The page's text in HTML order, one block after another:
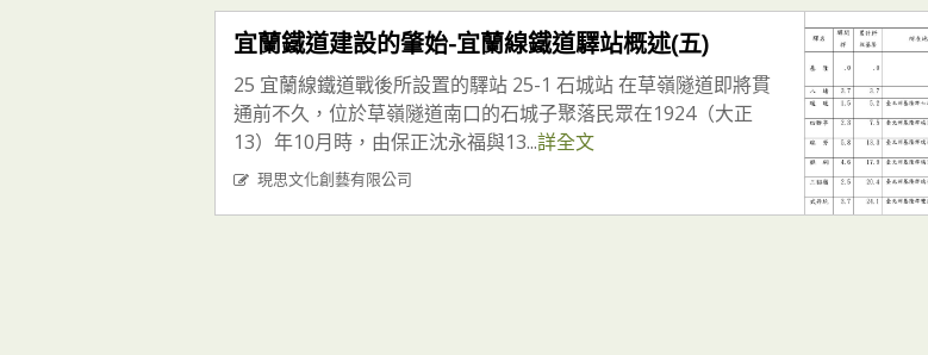
宜蘭鐵道建設的肇始-宜蘭線鐵道驛站概述(五)
25 宜蘭線鐵道戰後所設置的驛站 25-1 石城站 在草嶺隧道即將貫
通前不久，位於草嶺隧道南口的石城子聚落民眾在1924（大正
13）年10月時，由保正沈永福與13...詳全文
現思文化創藝有限公司